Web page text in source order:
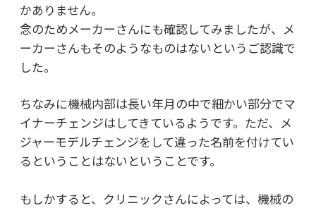
かありません。
念のためメーカーさんにも確認してみましたが、メ
ーカーさんもそのようなものはないというご認識で
した。
ちなみに機械内部は長い年月の中で細かい部分でマ
イナーチェンジはしてきているようです。ただ、メ
ジャーモデルチェンジをして違った名前を付けてい
るということはないということです。
もしかすると、クリニックさんによっては、機械の